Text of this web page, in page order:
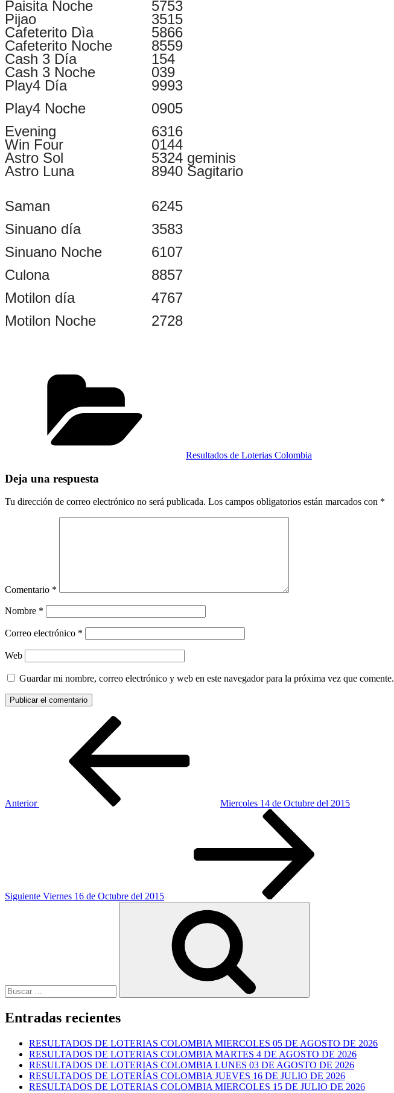
Paisita Noche
5753
Pijao
3515
Cafeterito Dìa
5866
Cafeterito Noche
8559
Cash 3 Día
154
Cash 3 Noche
039
Play4 Día
9993
Play4 Noche
0905
Evening
6316
Win Four
0144
Astro Sol
5324 geminis
Astro Luna
8940 Sagitario
Saman
Sinuano día
Sinuano Noche
Culona
Motilon día
Motilon Noche
6245
3583
6107
8857
4767
2728
Resultados de Loterias Colombia
Deja una respuesta
Tu dirección de correo electrónico no será publicada. Los campos obligatorios están marcados con *
Comentario *
Nombre *
Correo electrónico *
Web
Guardar mi nombre, correo electrónico y web en este navegador para la próxima vez que comente.
Anterior
Miercoles 14 de Octubre del 2015
Siguiente Viernes 16 de Octubre del 2015
Entradas recientes
RESULTADOS DE LOTERIAS COLOMBIA MIERCOLES 05 DE AGOSTO DE 2026
RESULTADOS DE LOTERIAS COLOMBIA MARTES 4 DE AGOSTO DE 2026
RESULTADOS DE LOTERIAS COLOMBIA LUNES 03 DE AGOSTO DE 2026
RESULTADOS DE LOTERÍAS COLOMBIA JUEVES 16 DE JULIO DE 2026
RESULTADOS DE LOTERIAS COLOMBIA MIERCOLES 15 DE JULIO DE 2026